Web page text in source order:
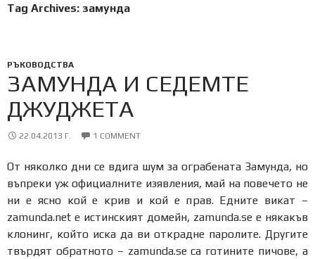
Tag Archives: замунда
РЪКОВОДСТВА
ЗАМУНДА И СЕДЕМТЕ
ДЖУДЖЕТА
22.04.2013 Г. 1 COMMENT
От няколко дни се вдига шум за ограбената Замунда, но
въпреки уж официалните изявления, май на повечето не
ни е ясно кой е крив и кой е прав. Едните викат –
zamunda.net е истинският домейн, zamunda.se е някакъв
клонинг, който иска да ви открадне паролите. Другите
твърдят обратното – zamunda.se са готините пичове, а